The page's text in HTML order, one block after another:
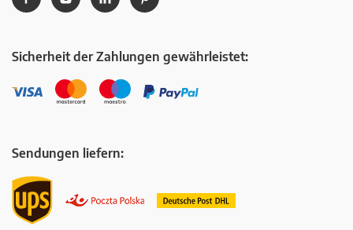
Sicherheit der Zahlungen gewährleistet:
Sendungen liefern: